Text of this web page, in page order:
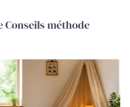
Conseils méthode